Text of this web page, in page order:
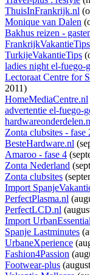
ThuisInFrankrijk.nl
Monique van Dalen
Bakhus reizen -
FrankrijkVakantieTips
TurkijeVakantieTips
ladies night el-fuego-
Lectoraat Centre for
2011)
HomeMediaCentre.nl
advertentie el-fuego-
Zonta clubsites - fase
BesteHardware.nl
Amaroo - fase 4
Zonta Nederland
Zonta clubsites
Import
PerfectPlasma.nl
PerfectLCD.nl
Import
Spanje Lastminutes
UrbaneXperience
Fashion4Passion
Footwear-plus